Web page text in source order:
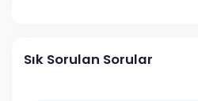
Sık Sorulan Sorular